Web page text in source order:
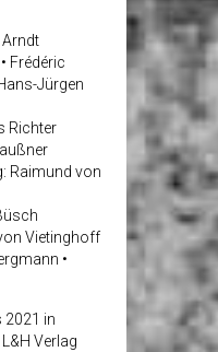
Arndt
Frédéric
Jürgen
Richter
Raimund von
Vietinghoff
•
2021 in
Verlag